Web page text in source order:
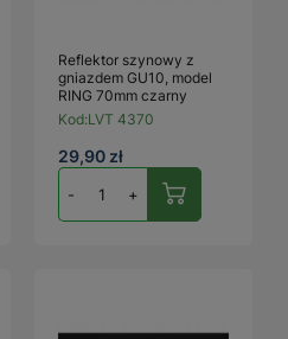
Reflektor szynowy z
gniazdem GU10, model
RING 70mm czarny
Kod:LVT 4370
29,90 zł
- +